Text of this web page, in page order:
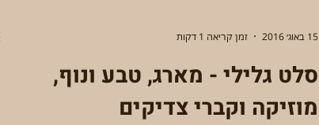
סלט גלילי - מארג, טבע ונוף,
מוזיקה וקברי צדיקים
15 באוג׳ 2016 זמן קריאה 1 דקות